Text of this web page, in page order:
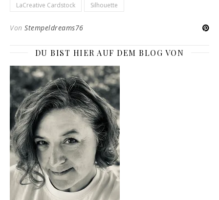
LaCreative Cardstock Silhouette
Von Stempeldreams76
DU BIST HIER AUF DEM BLOG VON